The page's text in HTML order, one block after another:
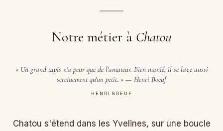
Notre métier à Chatou
« Un grand tapis n'a peur que de l'amateur. Bien manié, il se lave aussi
sereinement qu'un petit. » — Henri Boeuf
HENRI BOEUF
Chatou s'étend dans les Yvelines, sur une boucle